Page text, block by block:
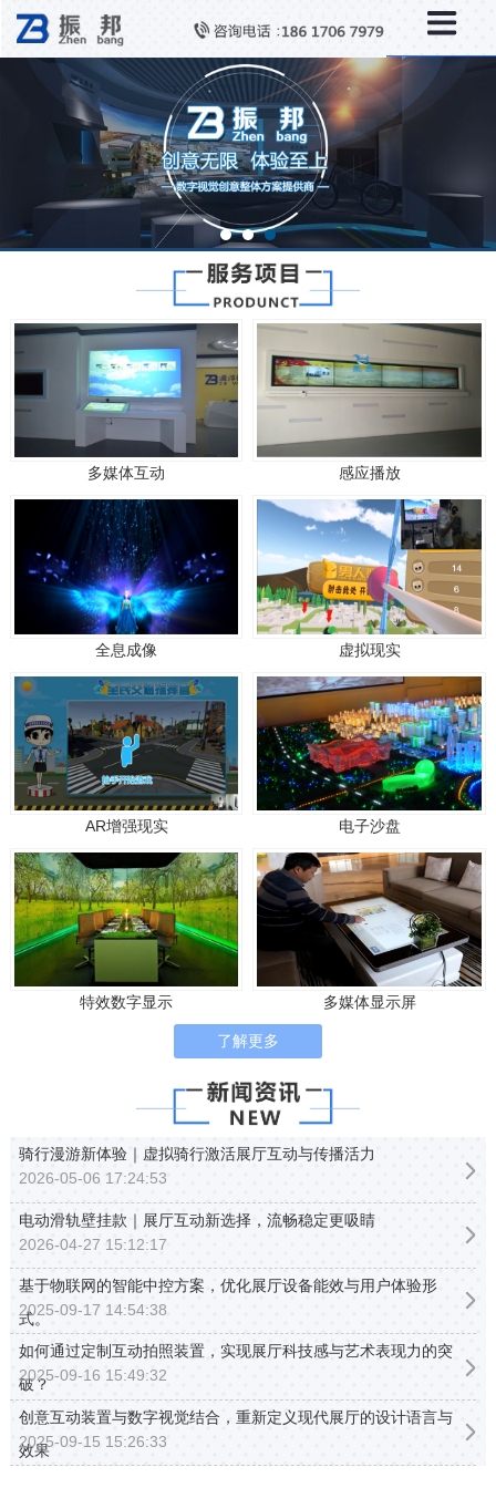
多媒体互动 感应播放
全息成像 虚拟现实
AR增强现实 电子沙盘
特效数字显示 多媒体显示屏
了解更多
骑行漫游新体验｜虚拟骑行激活展厅互动与传播活力
2026-05-06 17:24:53
电动滑轨壁挂款｜展厅互动新选择，流畅稳定更吸睛
2026-04-27 15:12:17
基于物联网的智能中控方案，优化展厅设备能效与用户体验形
式。
2025-09-17 14:54:38
如何通过定制互动拍照装置，实现展厅科技感与艺术表现力的突
破？
2025-09-16 15:49:32
创意互动装置与数字视觉结合，重新定义现代展厅的设计语言与
效果
2025-09-15 15:26:33